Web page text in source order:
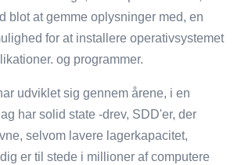
blot at gemme oplysninger med, en
for at installere operativsystemet
og programmer.
udviklet sig gennem årene, i en
har solid state -drev, SDD'er, der
selvom lavere lagerkapacitet,
er til stede i millioner af computere